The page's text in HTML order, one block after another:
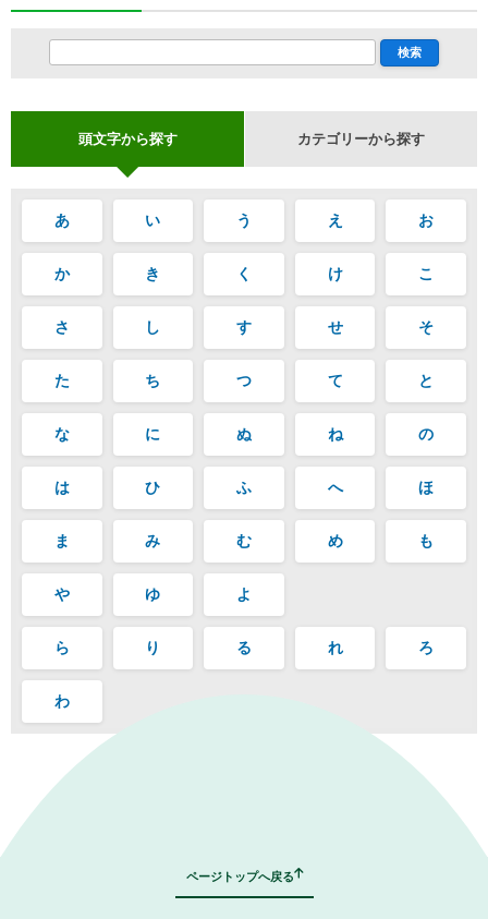
頭文字から探す カテゴリーから探す
あ い う え お
か き く け こ
さ し す せ そ
た ち つ て と
な に ぬ ね の
は ひ ふ へ ほ
ま み む め も
や ゆ よ
ら り る れ ろ
わ
ページトップへ戻る